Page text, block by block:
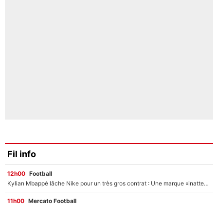
Fil info
12h00 Football
Kylian Mbappé lâche Nike pour un très gros contrat : Une marque «inattendue» va frapper très fort
11h00 Mercato Football